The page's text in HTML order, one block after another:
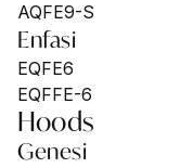
AQFE9-S
Enfasi
EQFE6
EQFFE-6
Hoods
Genesi